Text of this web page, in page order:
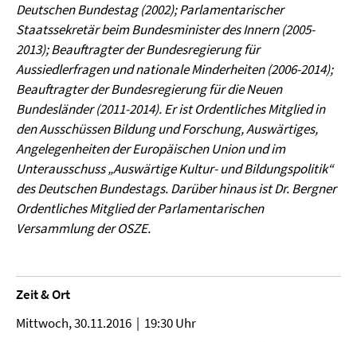
Deutschen Bundestag (2002); Parlamentarischer
Staatssekretär beim Bundesminister des Innern (2005-
2013); Beauftragter der Bundesregierung für
Aussiedlerfragen und nationale Minderheiten (2006-2014);
Beauftragter der Bundesregierung für die Neuen
Bundesländer (2011-2014). Er ist Ordentliches Mitglied in
den Ausschüssen Bildung und Forschung, Auswärtiges,
Angelegenheiten der Europäischen Union und im
Unterausschuss „Auswärtige Kultur- und Bildungspolitik“
des Deutschen Bundestags. Darüber hinaus ist Dr. Bergner
Ordentliches Mitglied der Parlamentarischen
Versammlung der OSZE.
Zeit & Ort
Mittwoch, 30.11.2016 | 19:30 Uhr